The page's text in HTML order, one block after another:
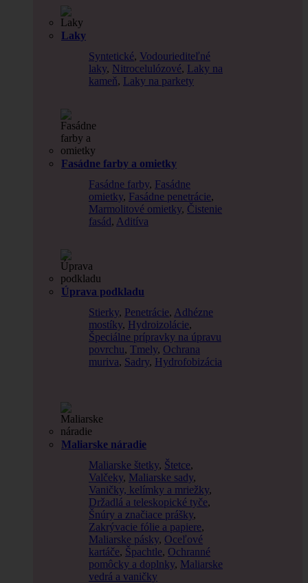
Laky
Syntetické, Vodouriediteľné
laky, Nitrocelulózové, Laky na
kameň, Laky na parkety
Fasádne farby a omietky
Fasádne farby, Fasádne
omietky, Fasádne penetrácie,
Marmolitové omietky, Čistenie
fasád, Aditíva
Úprava podkladu
Stierky, Penetrácie, Adhézne
mostíky, Hydroizolácie,
Špeciálne prípravky na úpravu
povrchu, Tmely, Ochrana
muriva, Sadry, Hydrofobizácia
Maliarske náradie
Maliarske štetky, Štetce,
Valčeky, Maliarske sady,
Vaničky, kelímky a mriežky,
Držadlá a teleskopické tyče,
Šnúry a značiace prášky,
Zakrývacie fólie a papiere,
Maliarske pásky, Oceľové
kartáče, Špachtle, Ochranné
pomôcky a doplnky, Maliarske
vedrá a vaničky